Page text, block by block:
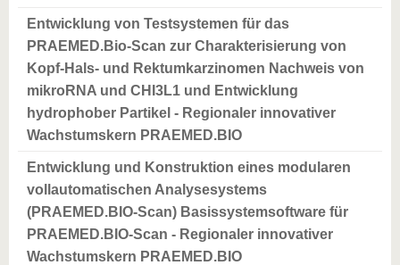
Entwicklung von Testsystemen für das
PRAEMED.Bio-Scan zur Charakterisierung von
Kopf-Hals- und Rektumkarzinomen Nachweis von
mikroRNA und CHI3L1 und Entwicklung
hydrophober Partikel - Regionaler innovativer
Wachstumskern PRAEMED.BIO
Entwicklung und Konstruktion eines modularen
vollautomatischen Analysesystems
(PRAEMED.BIO-Scan) Basissystemsoftware für
PRAEMED.BIO-Scan - Regionaler innovativer
Wachstumskern PRAEMED.BIO